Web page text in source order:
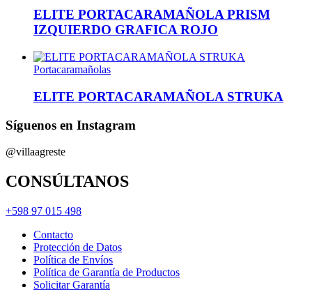
ELITE PORTACARAMAÑOLA PRISM
IZQUIERDO GRAFICA ROJO
Portacaramañolas
ELITE PORTACARAMAÑOLA STRUKA
Síguenos en Instagram
@villaagreste
CONSÚLTANOS
+598 97 015 498
Contacto
Protección de Datos
Política de Envíos
Política de Garantía de Productos
Solicitar Garantía